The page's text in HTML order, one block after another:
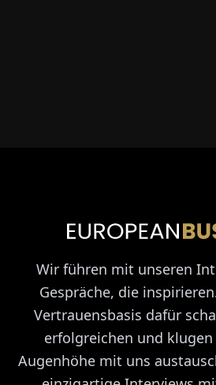
Wir führen mit unseren
Gespräche, die
Vertrauensbasis dafür
erfolgreichen und
Augenhöhe mit uns